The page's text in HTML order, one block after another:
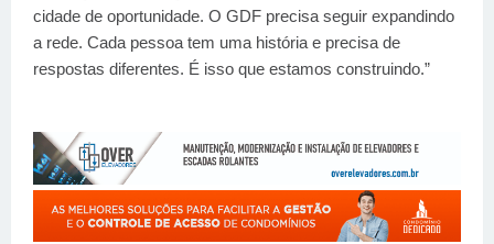
cidade de oportunidade. O GDF precisa seguir expandindo
a rede. Cada pessoa tem uma história e precisa de
respostas diferentes. É isso que estamos construindo.”